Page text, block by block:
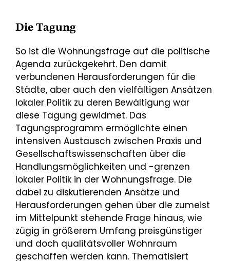
Die Tagung
So ist die Wohnungsfrage auf die politische
Agenda zurückgekehrt. Den damit
verbundenen Herausforderungen für die
Städte, aber auch den vielfältigen Ansätzen
lokaler Politik zu deren Bewältigung war
diese Tagung gewidmet. Das
Tagungsprogramm ermöglichte einen
intensiven Austausch zwischen Praxis und
Gesellschaftswissenschaften über die
Handlungsmöglichkeiten und -grenzen
lokaler Politik in der Wohnungsfrage. Die
dabei zu diskutierenden Ansätze und
Herausforderungen gehen über die zumeist
im Mittelpunkt stehende Frage hinaus, wie
zügig in größerem Umfang preisgünstiger
und doch qualitätsvoller Wohnraum
geschaffen werden kann. Thematisiert